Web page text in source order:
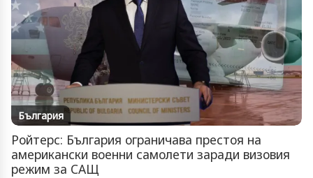
България
Ройтерс: България ограничава престоя на
американски военни самолети заради визовия
режим за САЩ